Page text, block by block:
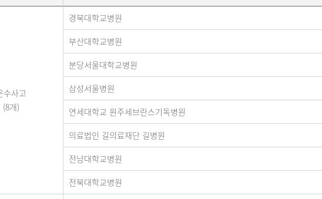
수사고
(8개)
경북대학교병원
부산대학교병원
분당서울대학교병원
삼성서울병원
연세대학교 원주세브란스기독병원
의료법인 길의료재단 길병원
전남대학교병원
전북대학교병원